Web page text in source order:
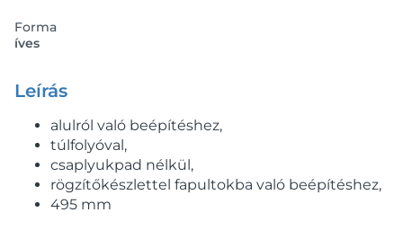
Forma
íves
Leírás
alulról való beépítéshez,
túlfolyóval,
csaplyukpad nélkül,
rögzítőkészlettel fapultokba való beépítéshez,
495 mm